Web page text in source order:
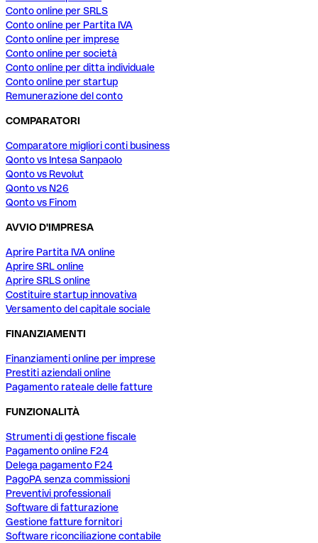
Conto online per SRLS
Conto online per Partita IVA
Conto online per imprese
Conto online per società
Conto online per ditta individuale
Conto online per startup
Remunerazione del conto
COMPARATORI
Comparatore migliori conti business
Qonto vs Intesa Sanpaolo
Qonto vs Revolut
Qonto vs N26
Qonto vs Finom
AVVIO D'IMPRESA
Aprire Partita IVA online
Aprire SRL online
Aprire SRLS online
Costituire startup innovativa
Versamento del capitale sociale
FINANZIAMENTI
Finanziamenti online per imprese
Prestiti aziendali online
Pagamento rateale delle fatture
FUNZIONALITÀ
Strumenti di gestione fiscale
Pagamento online F24
Delega pagamento F24
PagoPA senza commissioni
Preventivi professionali
Software di fatturazione
Gestione fatture fornitori
Software riconciliazione contabile